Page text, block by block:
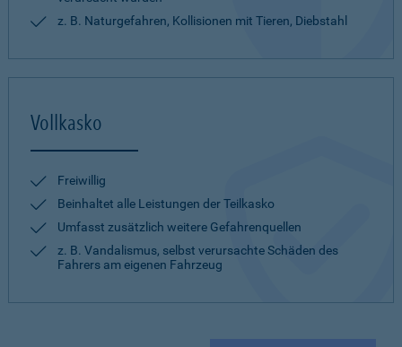
z. B. Naturgefahren, Kollisionen mit Tieren, Diebstahl
Vollkasko
Freiwillig
Beinhaltet alle Leistungen der Teilkasko
Umfasst zusätzlich weitere Gefahrenquellen
z. B. Vandalismus, selbst verursachte Schäden des
Fahrers am eigenen Fahrzeug